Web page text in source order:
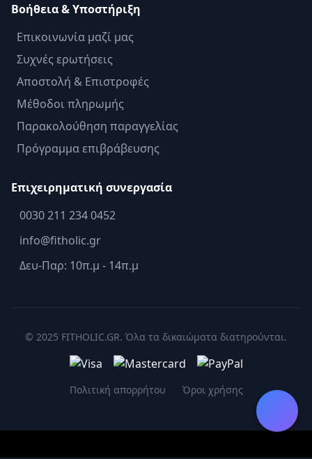
Βοήθεια & Υποστήριξη
Επικοινωνία μαζί μας
Συχνές ερωτήσεις
Αποστολή & Επιστροφές
Μέθοδοι πληρωμής
Παρακολούθηση παραγγελίας
Πρόγραμμα επιβράβευσης
Επιχειρηματική συνεργασία
0030 211 234 0452
info@fitholic.gr
Δευ-Παρ: 10π.μ - 14π.μ
© 2025 FITHOLIC.GR. Όλα τα δικαιώματα διατηρούνται.
Πολιτική απορρήτου Όροι χρήσης